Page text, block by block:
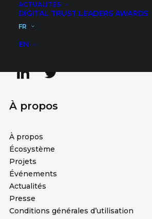
ACTUALITÉS
DIGITAL TRUST LEADERS AWARDS
FR
EN
Contactez notre centre d’excellence,
des faiseurs d’opinion et créez des
innovants.
À propos
À propos
Écosystème
Projets
Événements
Actualités
Presse
Conditions générales d’utilisation